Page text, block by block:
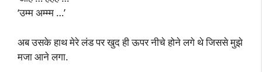
‘उम्म अम्म्म …’
अब उसके हाथ मेरे लंड पर खुद ही ऊपर नीचे होने लगे थे जिससे मुझे
मजा आने लगा.